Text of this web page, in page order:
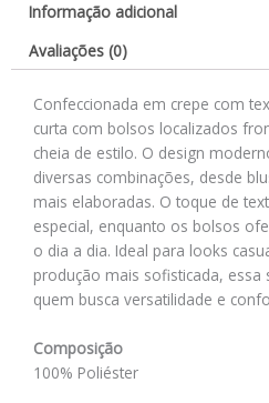
Informação adicional
Avaliações (0)
Confeccionada em crepe com
curta com bolsos localizados
cheia de estilo. O design
diversas combinações, desde
mais elaboradas. O toque de
especial, enquanto os bolsos
o dia a dia. Ideal para looks
produção mais sofisticada, essa
quem busca versatilidade e
Composição
100% Poliéster